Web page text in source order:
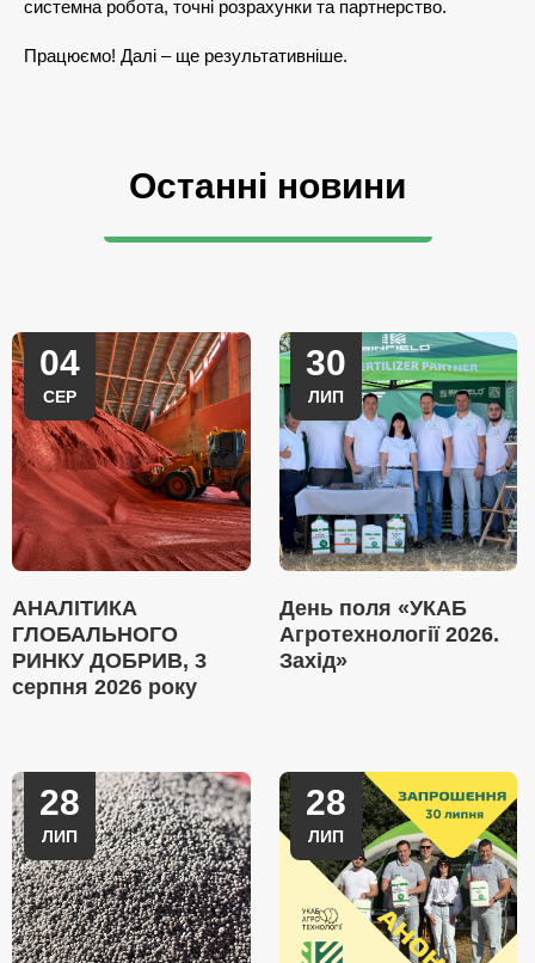
системна робота, точні розрахунки та партнерство.
Працюємо! Далі – ще результативніше.
Останні новини
04
СЕР
АНАЛІТИКА
ГЛОБАЛЬНОГО
РИНКУ ДОБРИВ, 3
серпня 2026 року
30
ЛИП
День поля «УКАБ
Агротехнології 2026.
Захід»
28
ЛИП
28
ЛИП